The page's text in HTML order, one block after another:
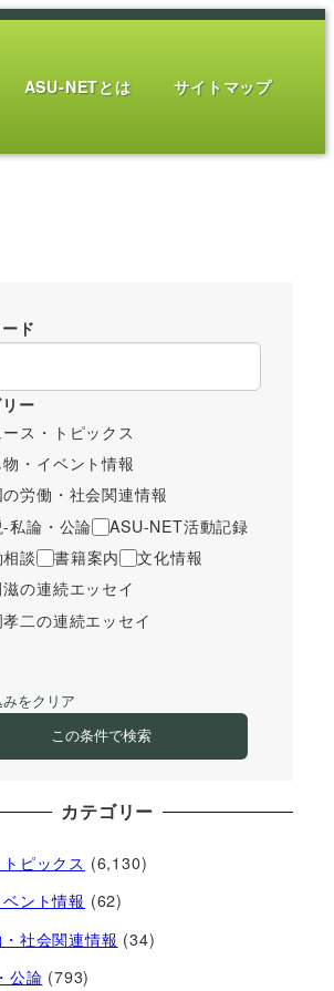
ASU-NETとは サイトマップ
ド
ー
ス・トピックス
・イベント情報
労働・社会関連情報
私論・公論
ASU-NET活動記録
談
書籍案内
文化情報
の連続エッセイ
二の連続エッセイ
をクリア
この条件で検索
カテゴリー
ピックス (6,130)
ント情報 (62)
社会関連情報 (34)
公論 (793)